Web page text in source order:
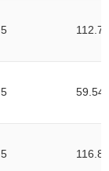
5 112.76
5 59.54
5 116.87